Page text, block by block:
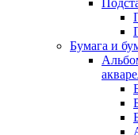
Бумага и